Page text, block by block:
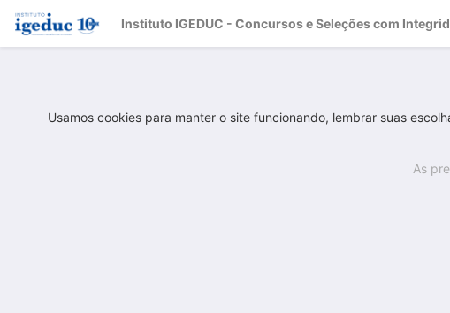
Instituto IGEDUC - Concursos e Seleções com
Usamos cookies para manter o site funcionando, lembrar suas
As